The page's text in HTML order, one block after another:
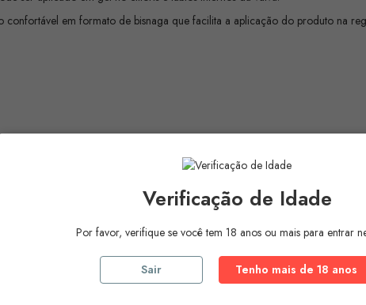
confortável em formato de bisnaga que facilita a aplicação do produto na
elegante e discreto.
Verificação de Idade
Por favor, verifique se você tem 18 anos ou mais para entrar
Sair Tenho mais de 18 anos